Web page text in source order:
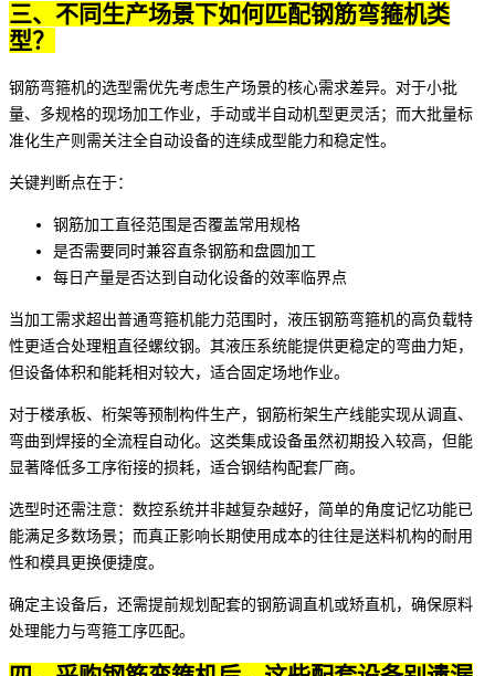
三、不同生产场景下如何匹配钢筋弯箍机类
型？
钢筋弯箍机的选型需优先考虑生产场景的核心需求差异。对于小批
量、多规格的现场加工作业，手动或半自动机型更灵活；而大批量标
准化生产则需关注全自动设备的连续成型能力和稳定性。
关键判断点在于：
钢筋加工直径范围是否覆盖常用规格
是否需要同时兼容直条钢筋和盘圆加工
每日产量是否达到自动化设备的效率临界点
当加工需求超出普通弯箍机能力范围时， 液压钢筋弯箍机的高负载特
性更适合处理粗直径螺纹钢。其液压系统能提供更稳定的弯曲力矩，
但设备体积和能耗相对较大，适合固定场地作业。
对于楼承板、桁架等预制构件生产， 钢筋桁架生产线能实现从调直、
弯曲到焊接的全流程自动化。这类集成设备虽然初期投入较高，但能
显著降低多工序衔接的损耗，适合钢结构配套厂商。
选型时还需注意：数控系统并非越复杂越好，简单的角度记忆功能已
能满足多数场景；而真正影响长期使用成本的往往是送料机构的耐用
性和模具更换便捷度。
确定主设备后，还需提前规划配套的钢筋调直机或矫直机，确保原料
处理能力与弯箍工序匹配。